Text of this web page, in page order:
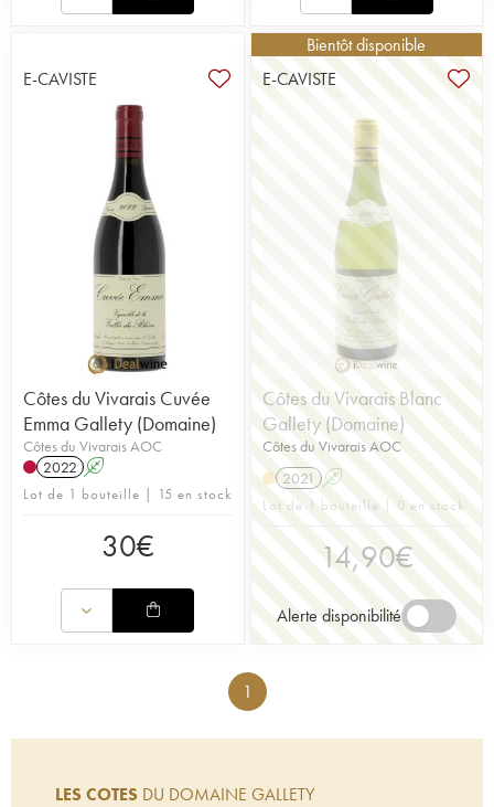
E-CAVISTE
Côtes du Vivarais Cuvée
Emma Gallety (Domaine)
Côtes du Vivarais AOC
2022 A
Lot de 1 bouteille | 15 en stock
30€
Bientôt disponible
E-CAVISTE
Côtes du Vivarais Blanc
Gallety (Domaine)
Côtes du Vivarais AOC
2021 A
Lot de 1 bouteille | 0 en stock
14,90€
Alerte disponibilité
1
LES COTES DU DOMAINE GALLETY